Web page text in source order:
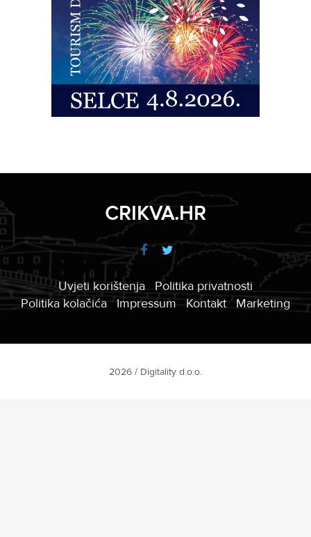
CRIKVA.HR
Uvjeti korištenja
Politika privatnosti
Politika kolačića
Impressum Kontakt Marketing
2026 / Digitality d.o.o.